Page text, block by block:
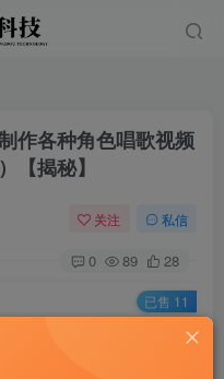
作各种角色唱歌视频
【揭秘】
关注 私信
0 89 28
已售 11